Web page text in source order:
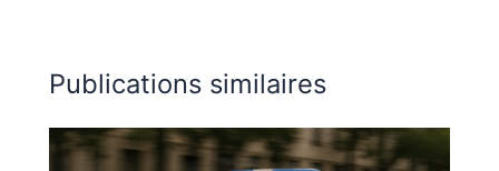
Publications similaires